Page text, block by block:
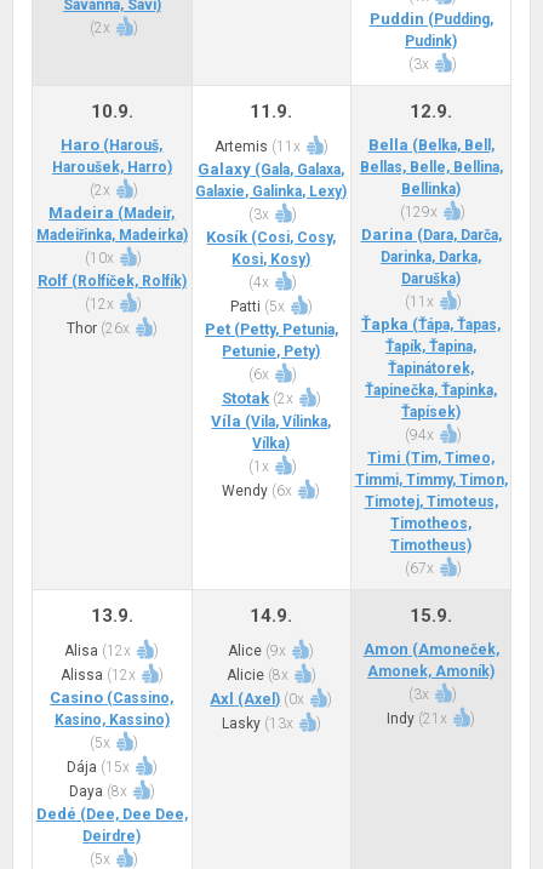
Savanna, Savi)
(2x ) Puddin (Pudding,
Pudink)
(3x )
10.9.
Haro (Harouš,
Haroušek, Harro)
(2x )
Madeira (Madeir,
Madeiřinka, Madeirka)
(10x )
Rolf(Rolfíček, Rolfík)
(12x
)
Thor (26x )
11.9.
Artemis (11x )
Galaxy (Gala, Galaxa,
Galaxie, Galinka, Lexy)
(3x )
Kosík (Cosi, Cosy,
Kosi, Kosy)
(4x
)
Patti (5x )
Pet(Petty, Petunia,
Petunie, Pety)
(6x )
Stotak (2x )
Víla (Vila, Vílinka,
Vílka)
(1x
)
Wendy (6x )
12.9.
Bella (Belka, Bell,
Bellas, Belle, Bellina,
Bellinka)
(129x )
Darina (Dara, Darča,
Darinka, Darka,
Daruška)
(11x )
Ťapka (Ťápa, Ťapas,
Ťapík, Ťapina,
Ťapinátorek,
Ťapinečka, Ťapinka,
Ťapísek)
(94x )
Timi (Tim, Timeo,
Timmi, Timmy, Timon,
Timotej, Timoteus,
Timotheos,
Timotheus)
(67x )
13.9.
Alisa (12x
)
Alissa (12x )
Casino (Cassino,
Kasino, Kassino)
(5x
)
Dája (15x
)
Daya (8x )
Dedé (Dee, Dee Dee,
Deirdre)
(5x )
14.9.
Alice (9x
)
Alicie (8x )
Axl (Axel) (0x
)
Lasky (13x )
15.9.
Amon (Amoneček,
Amonek, Amoník)
(3x
)
Indy (21x )